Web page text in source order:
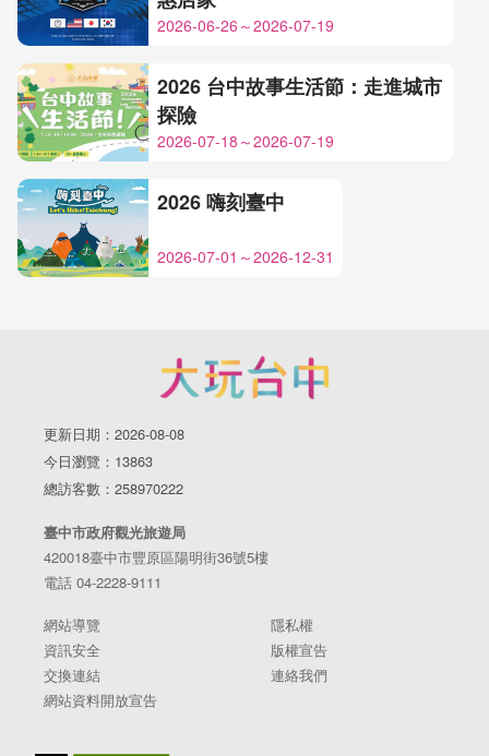
2026-06-26～2026-07-19
2026 台中故事生活節：走進城市
探險
2026-07-18～2026-07-19
2026 嗨刻臺中
2026-07-01～2026-12-31
更新日期：2026-08-08
今日瀏覽：13863
總訪客數：258970222
臺中市政府觀光旅遊局
420018臺中市豐原區陽明街36號5樓
電話 04-2228-9111
網站導覽
隱私權
資訊安全
版權宣告
交換連結
連絡我們
網站資料開放宣告